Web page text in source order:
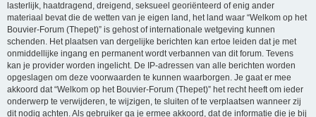
lasterlijk, haatdragend, dreigend, seksueel georiënteerd of enig ander
materiaal bevat die de wetten van je eigen land, het land waar “Welkom op het
Bouvier-Forum (Thepet)” is gehost of internationale wetgeving kunnen
schenden. Het plaatsen van dergelijke berichten kan ertoe leiden dat je met
onmiddellijke ingang en permanent wordt verbannen van dit forum. Tevens
kan je provider worden ingelicht. De IP-adressen van alle berichten worden
opgeslagen om deze voorwaarden te kunnen waarborgen. Je gaat er mee
akkoord dat “Welkom op het Bouvier-Forum (Thepet)” het recht heeft om ieder
onderwerp te verwijderen, te wijzigen, te sluiten of te verplaatsen wanneer zij
dit nodig achten. Als gebruiker ga je ermee akkoord, dat de informatie die je bij